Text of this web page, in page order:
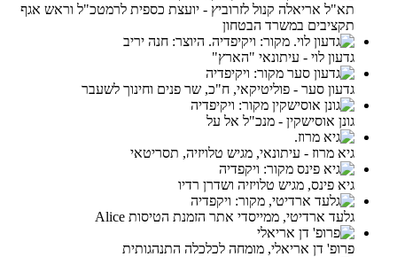
תא"ל אריאלה קנול לזרוביץ - יועצת כספית לרמטכ"ל וראש אגף
תקציבים במשרד הבטחון
גדעון לוי - עיתונאי "הארץ"
גדעון סער - פוליטיקאי, ח"כ, שר פנים וחינוך לשעבר
גונן אוסישקין - מנכ"ל אל על
גיא מרוז - עיתונאי, מגיש טלויזיה, תסריטאי
גיא פינס, מגיש טלויזיה ושדרן רדיו
גלעד ארדיטי, ממייסדי אתר הזמנת הטיסות Alice
פרופ' דן אריאלי, מומחה לכלכלה התנהגותית